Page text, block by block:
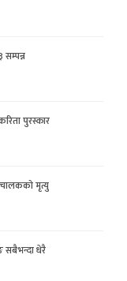
सम्पन्न
पुरस्कार
मृत्यु
सबैभन्दा धेरै